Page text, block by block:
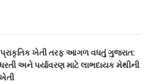
ખેતી તરફ આગળ વધતું ગુજરાત:
અને પર્યાવરણ માટે લાભદાયક મેથીની